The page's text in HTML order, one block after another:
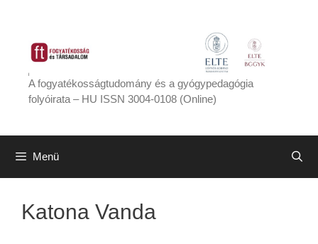
tartalomba
A fogyatékosságtudomány és a gyógypedagógia
folyóirata – HU ISSN 3004-0108 (Online)
Menü
Katona Vanda